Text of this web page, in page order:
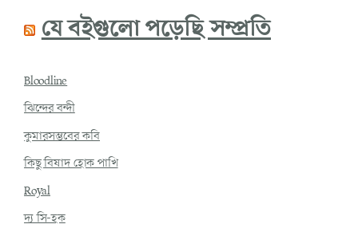
যে বইগুলো পড়েছি সম্প্রতি
Bloodline
ঝিন্দের বন্দী
কুমারসম্ভবের কবি
কিছু বিষাদ হোক পাখি
Royal
দ্য সি-হক